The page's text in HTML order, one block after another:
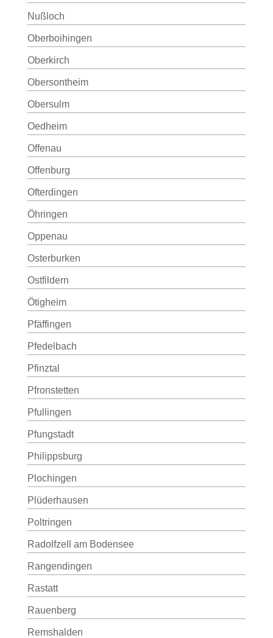
Nußloch
Oberboihingen
Oberkirch
Obersontheim
Obersulm
Oedheim
Offenau
Offenburg
Ofterdingen
Öhringen
Oppenau
Osterburken
Ostfildern
Ötigheim
Pfäffingen
Pfedelbach
Pfinztal
Pfronstetten
Pfullingen
Pfungstadt
Philippsburg
Plochingen
Plüderhausen
Poltringen
Radolfzell am Bodensee
Rangendingen
Rastatt
Rauenberg
Remshalden